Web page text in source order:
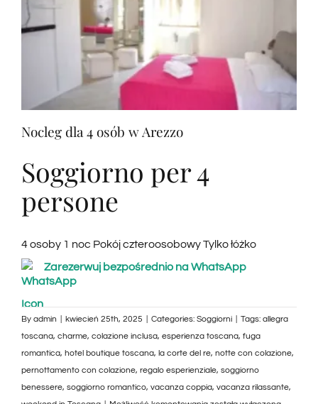
Nocleg dla 4 osób w Arezzo
Soggiorno per 4
persone
4 osoby 1 noc Pokój czteroosobowy Tylko łóżko
Zarezerwuj bezpośrednio na WhatsApp
By admin kwiecień 25th, 2025 Categories: Soggiorni Tags: allegra
toscana, charme, colazione inclusa, esperienza toscana, fuga
romantica, hotel boutique toscana, la corte del re, notte con colazione,
pernottamento con colazione, regalo esperienziale, soggiorno
benessere, soggiorno romantico, vacanza coppia, vacanza rilassante,